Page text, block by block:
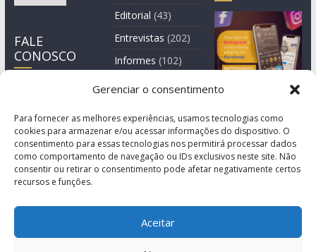
Gerenciar o consentimento
Para fornecer as melhores experiências, usamos tecnologias como
cookies para armazenar e/ou acessar informações do dispositivo. O
consentimento para essas tecnologias nos permitirá processar dados
como comportamento de navegação ou IDs exclusivos neste site. Não
consentir ou retirar o consentimento pode afetar negativamente certos
recursos e funções.
Aceitar
FALE
CONOSCO
Editorial (43)
Entrevistas (202)
Informes (102)
Manchete